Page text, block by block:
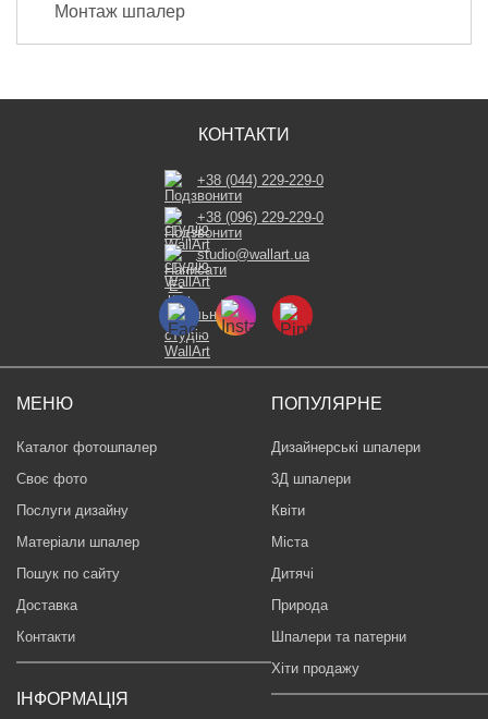
Монтаж шпалер
МЕНЮ
Каталог фотошпалер
Своє фото
Послуги дизайну
Матеріали шпалер
Пошук по сайту
Доставка
Контакти
ІНФОРМАЦІЯ
ПОПУЛЯРНЕ
Дизайнерські шпалери
3Д шпалери
Квіти
Міста
Дитячі
Природа
Шпалери та патерни
Хіти продажу
КОНТАКТИ
+38 (044) 229-229-0
+38 (096) 229-229-0
studio@wallart.ua